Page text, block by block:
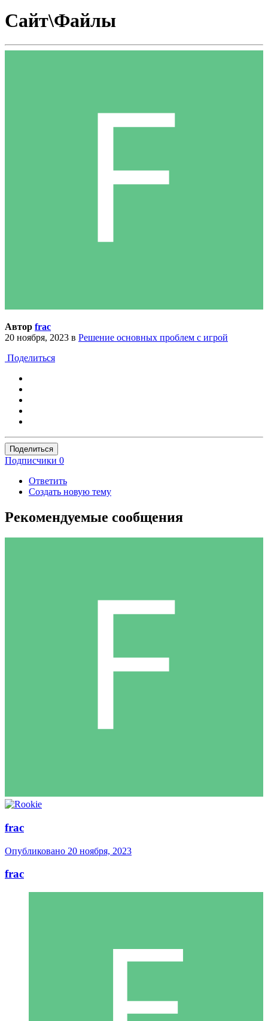
Сайт\Файлы
Автор frac
20 ноября, 2023 в Решение основных проблем с игрой
Поделиться
Поделиться
Подписчики 0
Ответить
Создать новую тему
Рекомендуемые сообщения
frac
Опубликовано 20 ноября, 2023
frac